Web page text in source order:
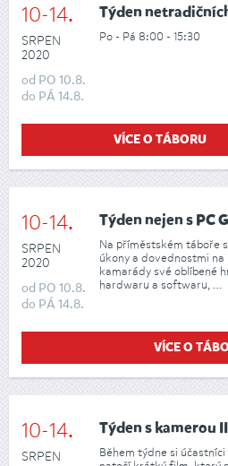
10-14.
SRPEN
2020
od PO 10.8.
do PÁ 14.8.
Týden
Po - Pá 8:00 - 15:30
VÍCE O TÁBORU
10-14.
SRPEN
2020
od PO 10.8.
do PÁ 14.8.
Týden nejen s PC
Na příměstském táboře
úkony a dovednostmi na
kamarády své oblíbené
hardwaru a softwaru, …
VÍCE O
10-14.
SRPEN
Týden s kamerou
Během týdne si